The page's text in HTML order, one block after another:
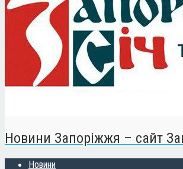
Новини Запоріжжя – сайт
Новини